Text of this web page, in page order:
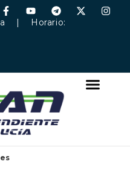
| Horario: